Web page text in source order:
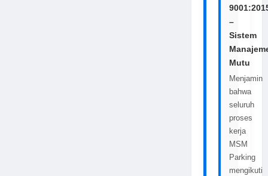
–
Sistem
Mutu
Menjamin
bahwa
seluruh
proses
kerja
MSM
Parking
mengikuti